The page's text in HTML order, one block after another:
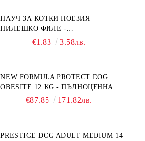
БЕЗ ЗЪРНО, БЕЗ ГЛУТЕН.
ПРОИЗВЕДЕНА ВЪВ ФРАНЦИЯ.
ПАУЧ ЗА КОТКИ ПОЕЗИЯ
ПИЛЕШКО ФИЛЕ -
ПРОМОКОМПЛЕКТ 3 БР.
€1.83 3.58лв.
NEW FORMULA PROTECT DOG
OBESITE 12 KG - ПЪЛНОЦЕННА
ДИЕТИЧНА ХРАНА ЗА КУЧЕТА
"РЕГУЛИРАНЕ НА ВНОСА НА
€87.85 171.82лв.
PRESTIGE DOG ADULT MEDIUM 14